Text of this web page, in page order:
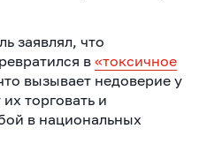
заявлял, что
в «токсичное
вызывает недоверие у
торговать и
в национальных